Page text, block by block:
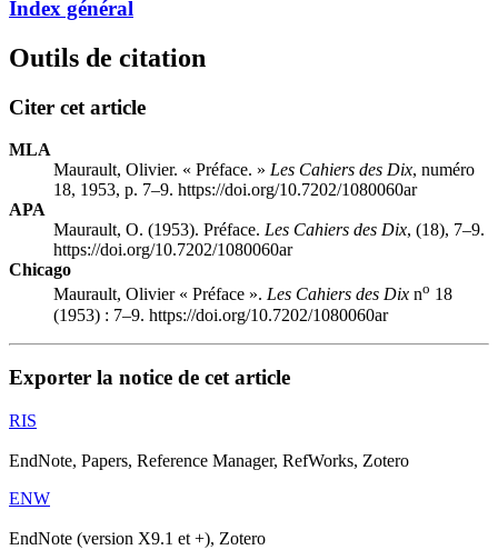
Index général
Outils de citation
Citer cet article
MLA
Maurault, Olivier. « Préface. » Les Cahiers des Dix, numéro
18, 1953, p. 7–9. https://doi.org/10.7202/1080060ar
APA
Maurault, O. (1953). Préface. Les Cahiers des Dix, (18), 7–9.
https://doi.org/10.7202/1080060ar
Chicago
Maurault, Olivier « Préface ». Les Cahiers des Dix no 18
(1953) : 7–9. https://doi.org/10.7202/1080060ar
Exporter la notice de cet article
RIS
EndNote, Papers, Reference Manager, RefWorks, Zotero
ENW
EndNote (version X9.1 et +), Zotero